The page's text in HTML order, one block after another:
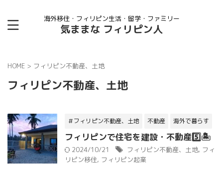
海外移住・フィリピン生活・留学・ファミリー
気ままな フィリピン人
HOME > フィリピン不動産、土地
フィリピン不動産、土地
＃フィリピン不動産、土地 不動産 海外で暮らす
フィリピンで住宅を建設・不動産5️⃣🏝
2024/10/21 フィリピン不動産、土地, フィ
リピン移住, フィリピン起業